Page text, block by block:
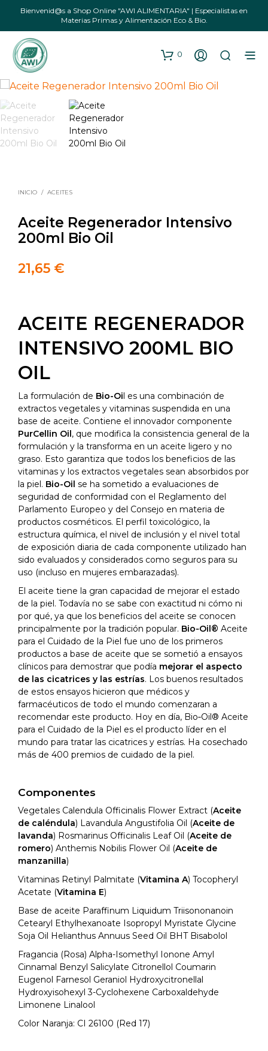
Bienvenid@s a Shop Online "AWI ALIMENTARIA" | Especialistas en
Materias Primas y Alimentación Eco & Bio.
0
INICIO / ACEITES
Aceite Regenerador Intensivo
200ml Bio Oil
21,65 €
ACEITE REGENERADOR
INTENSIVO 200ML BIO
OIL
La formulación de Bio-Oil es una combinación de
extractos vegetales y vitaminas suspendida en una
base de aceite. Contiene el innovador componente
PurCellin Oil, que modifica la consistencia general de la
formulación y la transforma en un aceite ligero y no
graso. Esto garantiza que todos los beneficios de las
vitaminas y los extractos vegetales sean absorbidos por
la piel. Bio-Oil se ha sometido a evaluaciones de
seguridad de conformidad con el Reglamento del
Parlamento Europeo y del Consejo en materia de
productos cosméticos. El perfil toxicológico, la
estructura química, el nivel de inclusión y el nivel total
de exposición diaria de cada componente utilizado han
sido evaluados y considerados como seguros para su
uso (incluso en mujeres embarazadas).
El aceite tiene la gran capacidad de mejorar el estado
de la piel. Todavía no se sabe con exactitud ni cómo ni
por qué, ya que los beneficios del aceite se conocen
principalmente por la tradición popular. Bio‑Oil® Aceite
para el Cuidado de la Piel fue uno de los primeros
productos a base de aceite que se sometió a ensayos
clínicos para demostrar que podía mejorar el aspecto
de las cicatrices y las estrías. Los buenos resultados
de estos ensayos hicieron que médicos y
farmacéuticos de todo el mundo comenzaran a
recomendar este producto. Hoy en día, Bio‑Oil® Aceite
para el Cuidado de la Piel es el producto líder en el
mundo para tratar las cicatrices y estrías. Ha cosechado
más de 400 premios de cuidado de la piel.
Componentes
Vegetales Calendula Officinalis Flower Extract (Aceite
de caléndula) Lavandula Angustifolia Oil (Aceite de
lavanda) Rosmarinus Officinalis Leaf Oil (Aceite de
romero) Anthemis Nobilis Flower Oil (Aceite de
manzanilla)
Vitaminas Retinyl Palmitate (Vitamina A) Tocopheryl
Acetate (Vitamina E)
Base de aceite Paraffinum Liquidum Triisononanoin
Cetearyl Ethylhexanoate Isopropyl Myristate Glycine
Soja Oil Helianthus Annuus Seed Oil BHT Bisabolol
Fragancia (Rosa) Alpha-Isomethyl Ionone Amyl
Cinnamal Benzyl Salicylate Citronellol Coumarin
Eugenol Farnesol Geraniol Hydroxycitronellal
Hydroxyisohexyl 3-Cyclohexene Carboxaldehyde
Limonene Linalool
Color Naranja: CI 26100 (Red 17)